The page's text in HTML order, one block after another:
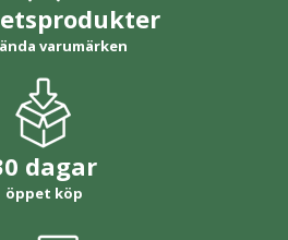
varumärken
dagar
öppet köp